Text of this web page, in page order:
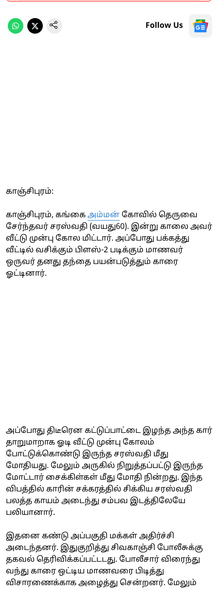
Follow Us
காஞ்சிபுரம்:
காஞ்சிபுரம், கங்கை அம்மன் கோவில் தெருவை
சேர்ந்தவர் சரஸ்வதி (வயது60). இன்று காலை அவர்
வீட்டு முன்பு கோல மிட்டார். அப்போது பக்கத்து
வீட்டில் வசிக்கும் பிளஸ்-2 படிக்கும் மாணவர்
ஒருவர் தனது தந்தை பயன்படுத்தும் காரை
ஓட்டினார்.
அப்போது திடீரென கட்டுப்பாட்டை இழந்த அந்த கார்
தாறுமாறாக ஓடி வீட்டு முன்பு கோலம்
போட்டுக்கொண்டு இருந்த சரஸ்வதி மீது
மோதியது. மேலும் அருகில் நிறுத்தப்பட்டு இருந்த
மோட்டார் சைக்கிள்கள் மீது மோதி நின்றது. இந்த
விபத்தில் காரின் சக்கரத்தில் சிக்கிய சரஸ்வதி
பலத்த காயம் அடைந்து சம்பவ இடத்திலேயே
பலியானார்.
இதனை கண்டு அப்பகுதி மக்கள் அதிர்ச்சி
அடைந்தனர். இதுகுறித்து சிவகாஞ்சி போலீசுக்கு
தகவல் தெரிவிக்கப்பட்டடது. போலீசார் விரைந்து
வந்து காரை ஒட்டிய மாணவரை பிடித்து
விசாரணைக்காக அழைத்து சென்றனர். மேலும்